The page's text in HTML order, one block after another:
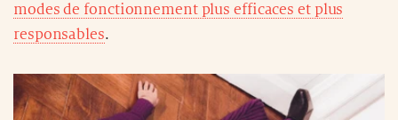
modes de fonctionnement plus efficaces et plus
responsables.